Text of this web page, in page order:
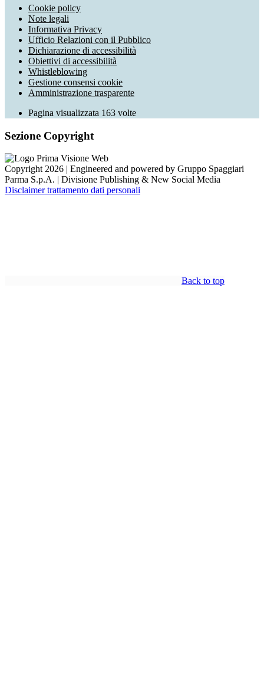
Cookie policy
Note legali
Informativa Privacy
Ufficio Relazioni con il Pubblico
Dichiarazione di accessibilità
Obiettivi di accessibilità
Whistleblowing
Gestione consensi cookie
Amministrazione trasparente
Pagina visualizzata 163 volte
Sezione Copyright
Copyright 2026 | Engineered and powered by Gruppo Spaggiari
Parma S.p.A. | Divisione Publishing & New Social Media
Disclaimer trattamento dati personali
Back to top